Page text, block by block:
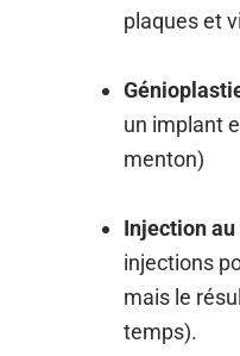
plaques et
un implant
menton)
Injection
injections
mais le
temps).